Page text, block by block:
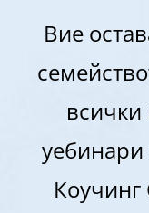
Вие
всички